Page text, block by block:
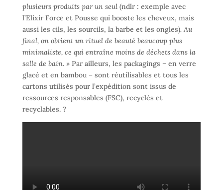
plusieurs produits par un seul (ndlr : exemple avec
l’Elixir Force et Pousse qui booste les cheveux, mais
aussi les cils, les sourcils, la barbe et les ongles). Au
final, on obtient un rituel de beauté beaucoup plus
minimaliste, ce qui entraîne moins de déchets dans la
salle de bain. » Par ailleurs, les packagings – en verre
glacé et en bambou – sont réutilisables et tous les
cartons utilisés pour l’expédition sont issus de
ressources responsables (FSC), recyclés et
recyclables. ?